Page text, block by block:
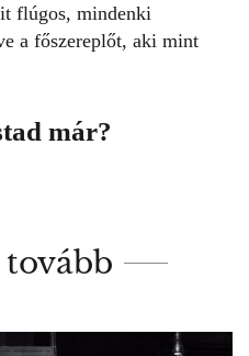
flúgos, mindenki
a főszereplőt, aki mint
már?
tovább